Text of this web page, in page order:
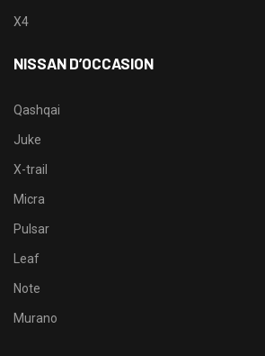
X4
NISSAN D’OCCASION
Qashqai
Juke
X-trail
Micra
Pulsar
Leaf
Note
Murano